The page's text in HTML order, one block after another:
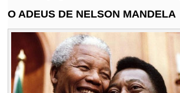
O ADEUS DE NELSON MANDELA